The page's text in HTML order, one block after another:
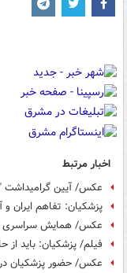
اخبار مرتبط
عکس/ آیین گرامیداشت
پزشکیان: تفاهم ایران
عکس/ همایش سراسری
فیلم/ پزشکیان: باید
عکس/ حضور پزشکیان در